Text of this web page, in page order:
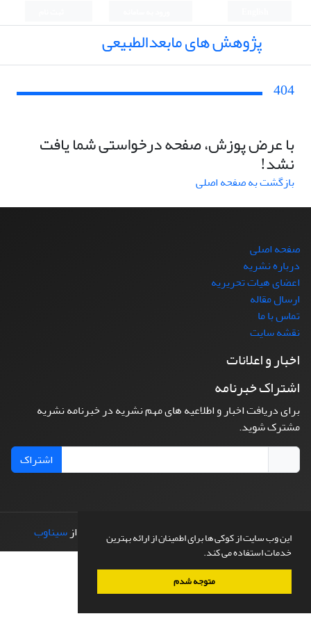
این وب سایت از کوکی ها برای اطمینان از ارائه بهترین
خدمات استفاده می کند.
متوجه شدم
پژوهش های مابعدالطبیعی
404
با عرض پوزش، صفحه درخواستی شما یافت
نشد!
بازگشت به صفحه اصلی
صفحه اصلی
درباره نشریه
اعضای هیات تحریریه
ارسال مقاله
تماس با ما
نقشه سایت
اخبار و اعلانات
اشتراک خبرنامه
برای دریافت اخبار و اطلاعیه های مهم نشریه در خبرنامه نشریه
مشترک شوید.
اشتراک
© سامانه مدیریت نشریات علمی.طراحی و پیاده سازی ازسیناوب